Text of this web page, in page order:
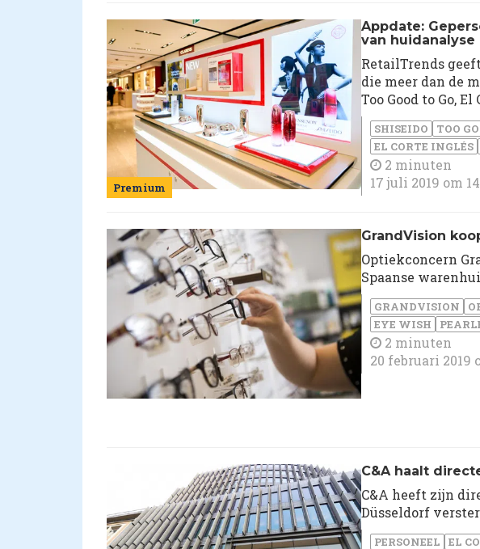
Premium
Appdate:
van huidanalyse
RetailTrends
die meer dan de
Too Good to Go,
SHISEIDO TOO
EL CORTE INGLÉS
2 minuten
17 juli 2019 om
GrandVision
Optiekconcern
Spaanse
GRANDVISION
EYE WISH
2 minuten
20 februari 2019
C&A haalt
C&A heeft zijn
Düsseldorf
PERSONEEL EL